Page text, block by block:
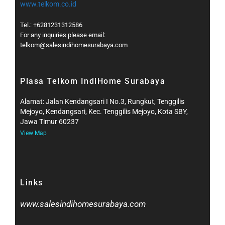
www.telkom.co.id
Tel.: +6281231312586
For any inquiries please email:
telkom@salesindihomesurabaya.com​
Plasa Telkom IndiHome Surabaya
Alamat: Jalan Kendangsari I No.3, Rungkut, Tenggilis
Mejoyo, Kendangsari, Kec. Tenggilis Mejoyo, Kota SBY,
Jawa Timur 60237
View Map
Links
www.salesindihomesurabaya.com​